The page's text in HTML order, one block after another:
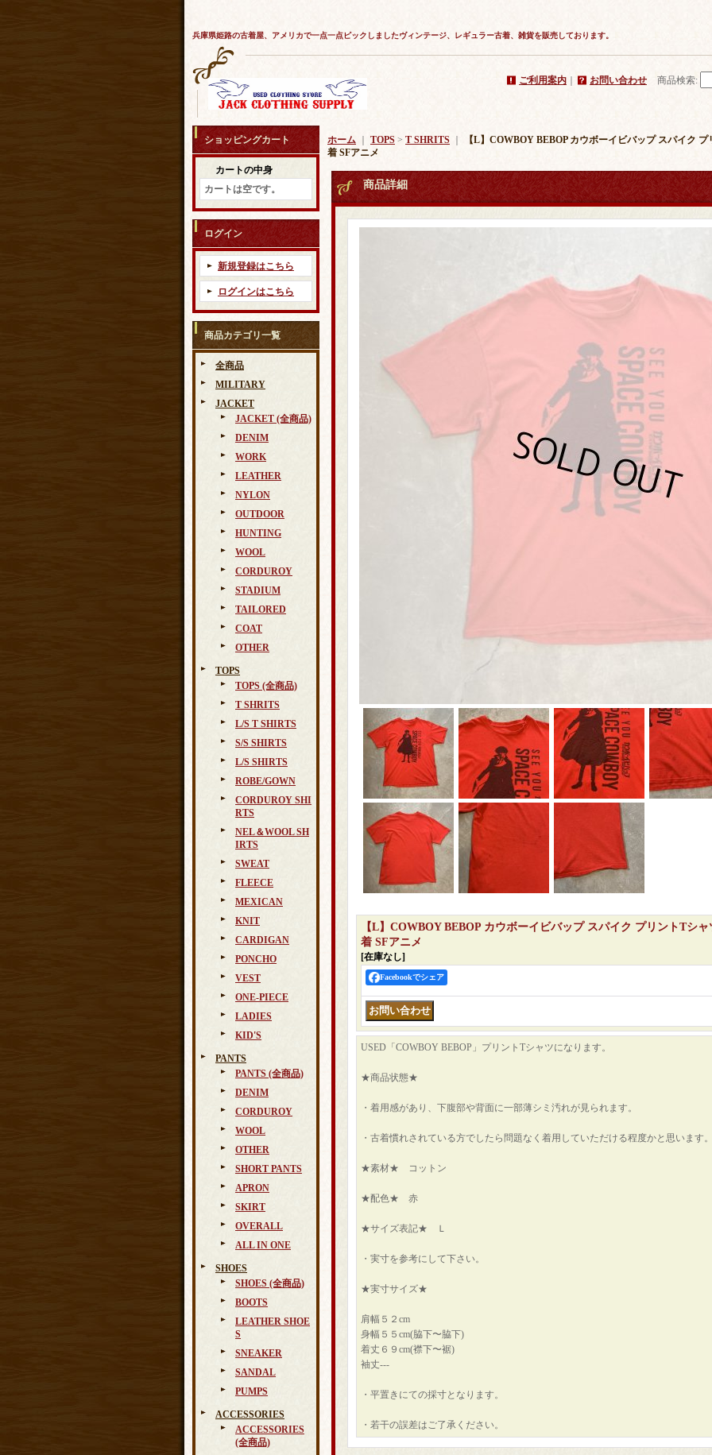
兵庫県姫路の古着屋、アメリカで一点一点ピックしましたヴィンテージ、レギュラー古着、雑貨を販売しております。
ご利用案内 お問い合わせ 商品検索:
ショッピングカート
カートの中身
カートは空です。
ログイン
新規登録はこちら
ログインはこちら
商品カテゴリ一覧
全商品
MILITARY
JACKET
JACKET (全商品)
DENIM
WORK
LEATHER
NYLON
OUTDOOR
HUNTING
WOOL
CORDUROY
STADIUM
TAILORED
COAT
OTHER
TOPS
TOPS (全商品)
T SHRITS
L/S T SHIRTS
S/S SHIRTS
L/S SHIRTS
ROBE/GOWN
CORDUROY SHI
RTS
NEL＆WOOL SH
IRTS
SWEAT
FLEECE
MEXICAN
KNIT
CARDIGAN
PONCHO
VEST
ONE-PIECE
LADIES
KID'S
PANTS
PANTS (全商品)
DENIM
CORDUROY
WOOL
OTHER
SHORT PANTS
APRON
SKIRT
OVERALL
ALL IN ONE
SHOES
SHOES (全商品)
BOOTS
LEATHER SHOE
S
SNEAKER
SANDAL
PUMPS
ACCESSORIES
ACCESSORIES
(全商品)
ホーム TOPS > T SHRITS
【L】COWBOY BEBOP カウボーイビバップ スパイク
着 SFアニメ
商品詳細
【L】COWBOY BEBOP カウボーイビバップ スパイク プリントTシ
着 SFアニメ
[在庫なし]
Facebookでシェア
USED「COWBOY BEBOP」プリントTシャツになります。
★商品状態★
・着用感があり、下腹部や背面に一部薄シミ汚れが見られます。
・古着慣れされている方でしたら問題なく着用していただける程度かと思います
★素材★ コットン
★配色★ 赤
★サイズ表記★ Ｌ
・実寸を参考にして下さい。
★実寸サイズ★
肩幅５２cm
身幅５５cm(脇下〜脇下)
着丈６９cm(襟下〜裾)
袖丈---
・平置きにての採寸となります。
・若干の誤差はご了承ください。